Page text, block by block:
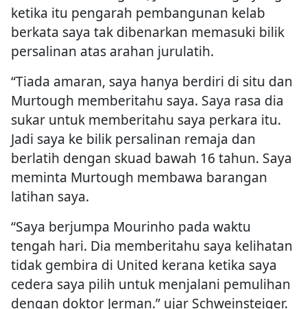
ketika itu pengarah pembangunan kelab
berkata saya tak dibenarkan memasuki bilik
persalinan atas arahan jurulatih.
“Tiada amaran, saya hanya berdiri di situ dan
Murtough memberitahu saya. Saya rasa dia
sukar untuk memberitahu saya perkara itu.
Jadi saya ke bilik persalinan remaja dan
berlatih dengan skuad bawah 16 tahun. Saya
meminta Murtough membawa barangan
latihan saya.
“Saya berjumpa Mourinho pada waktu
tengah hari. Dia memberitahu saya kelihatan
tidak gembira di United kerana ketika saya
cedera saya pilih untuk menjalani pemulihan
dengan doktor Jerman.” ujar Schweinsteiger.